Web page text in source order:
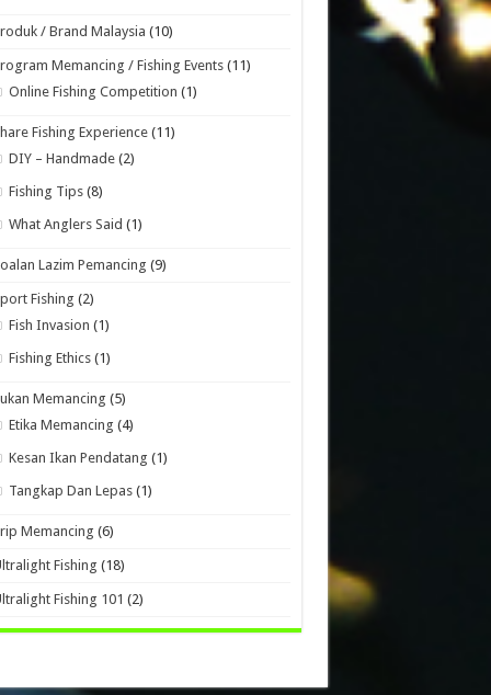
/ Brand Malaysia (10)
Memancing / Fishing Events (11)
Online Fishing Competition (1)
Fishing Experience (11)
DIY – Handmade (2)
Fishing Tips (8)
What Anglers Said (1)
Lazim Pemancing (9)
Fishing (2)
Fish Invasion (1)
Fishing Ethics (1)
Memancing (5)
Etika Memancing (4)
Kesan Ikan Pendatang (1)
Tangkap Dan Lepas (1)
Memancing (6)
Fishing (18)
Fishing 101 (2)